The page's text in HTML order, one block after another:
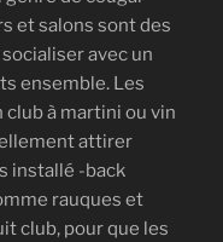
et salons sont des
avec un
ensemble. Les
club à martini ou vin
attirer
installé -back
rauques et
club, pour que les